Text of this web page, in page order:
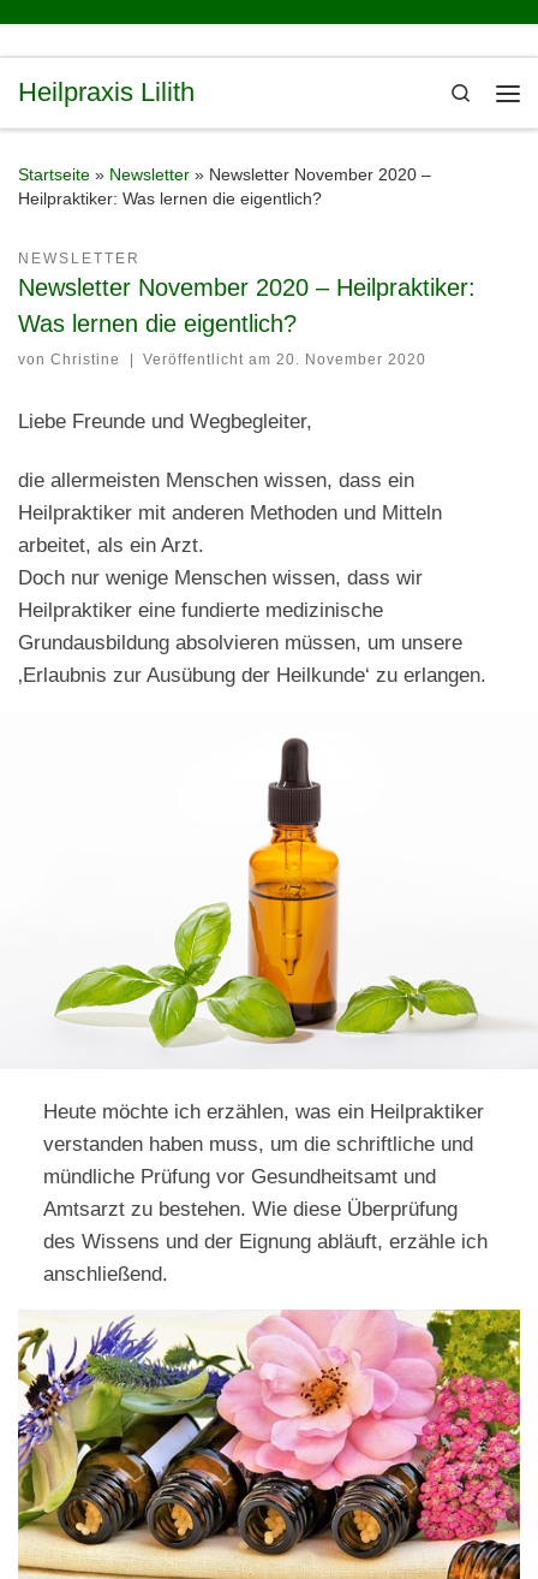
Heilpraxis Lilith
Search
Startseite » Newsletter » Newsletter November 2020 –
Heilpraktiker: Was lernen die eigentlich?
NEWSLETTER
Newsletter November 2020 – Heilpraktiker:
Was lernen die eigentlich?
von Christine Veröffentlicht am20. November 2020
Liebe Freunde und Wegbegleiter,
die allermeisten Menschen wissen, dass ein
Heilpraktiker mit anderen Methoden und Mitteln
arbeitet, als ein Arzt.
Doch nur wenige Menschen wissen, dass wir
Heilpraktiker eine fundierte medizinische
Grundausbildung absolvieren müssen, um unsere
‚Erlaubnis zur Ausübung der Heilkunde‘ zu erlangen.
Heute möchte ich erzählen, was ein Heilpraktiker
verstanden haben muss, um die schriftliche und
mündliche Prüfung vor Gesundheitsamt und
Amtsarzt zu bestehen. Wie diese Überprüfung
des Wissens und der Eignung abläuft, erzähle ich
anschließend.